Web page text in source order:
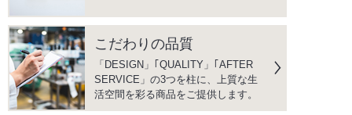
こだわりの品質
「DESIGN」｢QUALITY」｢AFTER
SERVICE」の3つを柱に、上質な生
活空間を彩る商品をご提供します。